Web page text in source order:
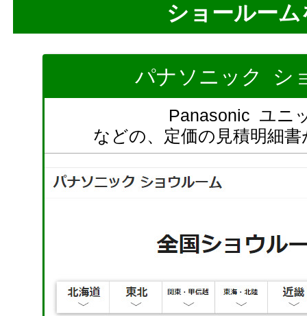
ショールー
パナソニック シ
Panasonic ユニ
などの、定価の見積明細